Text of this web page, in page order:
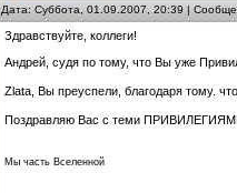
Дата: Суббота, 01.09.2007, 20:39 |
Здравствуйте, коллеги!
Андрей, судя по тому, что Вы уже
Zlata, Вы преуспели, благодаря тому.
Поздравляю Вас с теми
Мы часть Вселенной